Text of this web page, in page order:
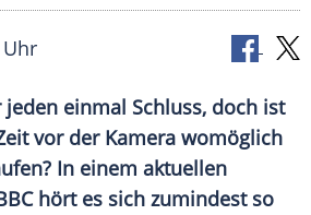
Uhr
einmal Schluss, doch ist
vor der Kamera womöglich
In einem aktuellen
hört es sich zumindest so